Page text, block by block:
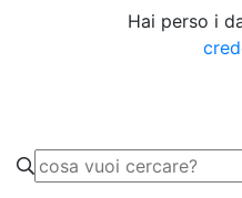
Hai perso i